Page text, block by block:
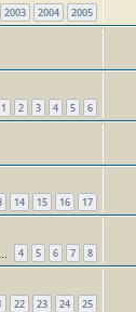
2003 2004 2005
1 2 3 4 5 6
14 15 16 17
4 5 6 7 8
22 23 24 25